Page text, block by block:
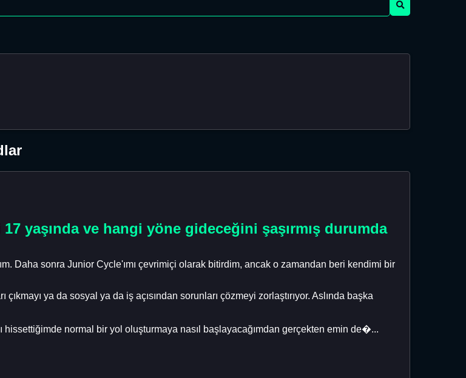
yaşında ve hangi yöne gideceğini şaşırmış durumda
Daha sonra Junior Cycle'ımı çevrimiçi olarak bitirdim, ancak o zamandan beri kendimi bir
ya da sosyal ya da iş açısından sorunları çözmeyi zorlaştırıyor. Aslında başka
hissettiğimde normal bir yol oluşturmaya nasıl başlayacağımdan gerçekten emin de�...